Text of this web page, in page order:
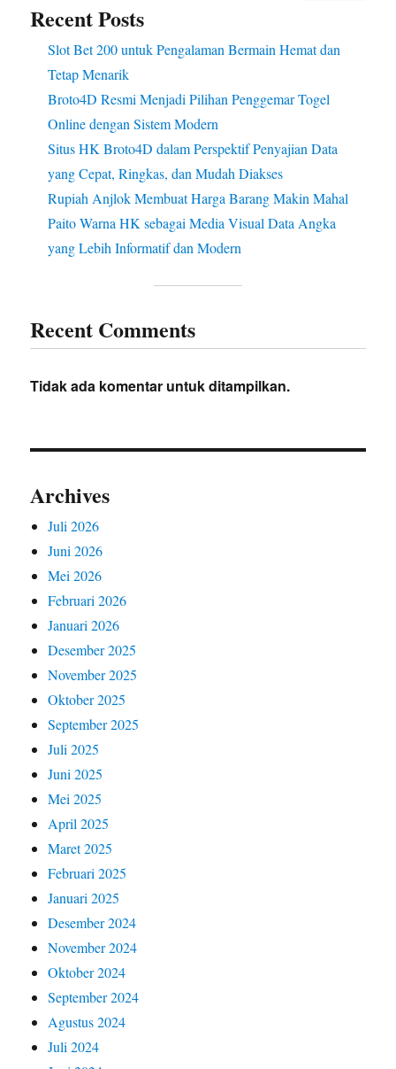
Recent Posts
Slot Bet 200 untuk Pengalaman Bermain Hemat dan
Tetap Menarik
Broto4D Resmi Menjadi Pilihan Penggemar Togel
Online dengan Sistem Modern
Situs HK Broto4D dalam Perspektif Penyajian Data
yang Cepat, Ringkas, dan Mudah Diakses
Rupiah Anjlok Membuat Harga Barang Makin Mahal
Paito Warna HK sebagai Media Visual Data Angka
yang Lebih Informatif dan Modern
Recent Comments
Tidak ada komentar untuk ditampilkan.
Archives
Juli 2026
Juni 2026
Mei 2026
Februari 2026
Januari 2026
Desember 2025
November 2025
Oktober 2025
September 2025
Juli 2025
Juni 2025
Mei 2025
April 2025
Maret 2025
Februari 2025
Januari 2025
Desember 2024
November 2024
Oktober 2024
September 2024
Agustus 2024
Juli 2024